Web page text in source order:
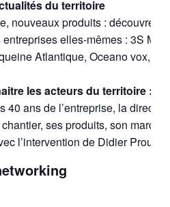
du territoire
nouveaux produits : découvrez
elles-mêmes : 3S
Atlantique, Oceano vox,
les acteurs du territoire :
40 ans de l’entreprise, la
ses produits, son
l’intervention de Didier